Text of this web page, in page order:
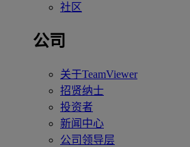
社区
公司
关于TeamViewer
招贤纳士
投资者
新闻中心
公司领导层